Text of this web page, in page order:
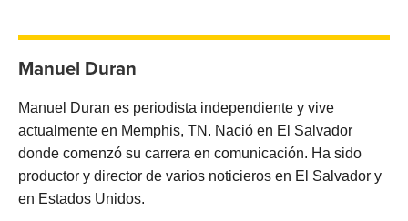
Manuel Duran
Manuel Duran es periodista independiente y vive
actualmente en Memphis, TN. Nació en El Salvador
donde comenzó su carrera en comunicación. Ha sido
productor y director de varios noticieros en El Salvador y
en Estados Unidos.